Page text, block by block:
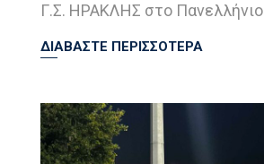
Γ.Σ. ΗΡΑΚΛΗΣ στο Πανελλήνιο
ΔΙΑΒΑΣΤΕ ΠΕΡΙΣΣΟΤΕΡΑ